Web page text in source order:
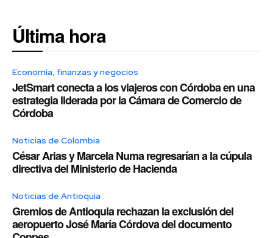
Última hora
Economía, finanzas y negocios
JetSmart conecta a los viajeros con Córdoba en una
estrategia liderada por la Cámara de Comercio de
Córdoba
Noticias de Colombia
César Arias y Marcela Numa regresarían a la cúpula
directiva del Ministerio de Hacienda
Noticias de Antioquia
Gremios de Antioquia rechazan la exclusión del
aeropuerto José María Córdova del documento